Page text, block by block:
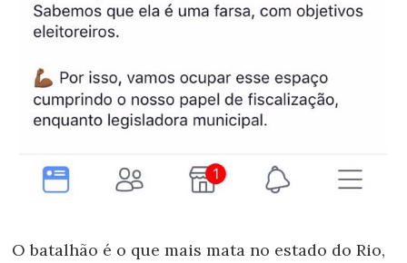
O batalhão é o que mais mata no estado do Rio,